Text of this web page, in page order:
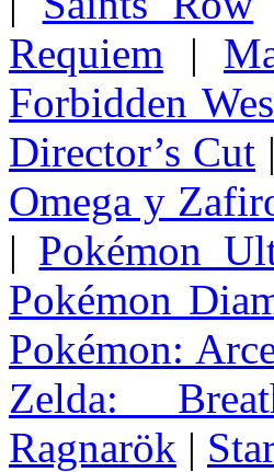
Requiem |
Forbidden
Director’s Cut |
Omega y
| Pokémon
Pokémon
Pokémon:
Zelda:
Ragnarök |